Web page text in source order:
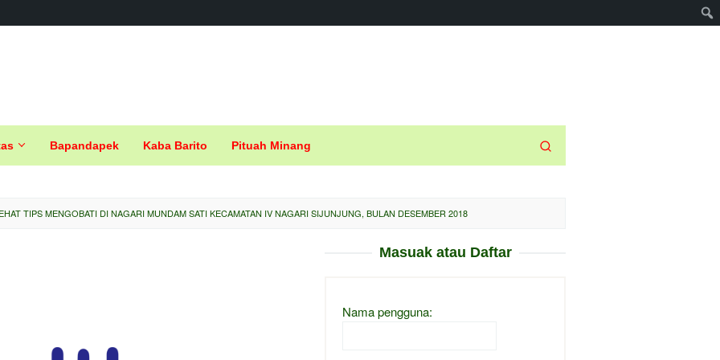
Bapandapek Kaba Barito Pituah Minang
TIPS MENGOBATI DI NAGARI MUNDAM SATI KECAMATAN IV NAGARI SIJUNJUNG, BULAN DESEMBER 2018
Masuak atau Daftar
Nama pengguna: